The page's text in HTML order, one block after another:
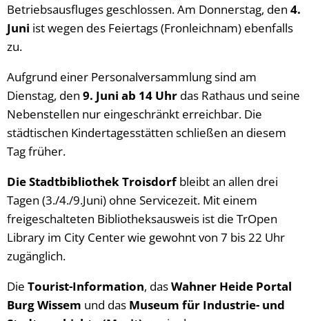
Betriebsausfluges geschlossen. Am Donnerstag, den 4.
Juni ist wegen des Feiertags (Fronleichnam) ebenfalls
zu.
Aufgrund einer Personalversammlung sind am
Dienstag, den 9. Juni ab 14 Uhr das Rathaus und seine
Nebenstellen nur eingeschränkt erreichbar. Die
städtischen Kindertagesstätten schließen an diesem
Tag früher.
Die Stadtbibliothek Troisdorfbleibt an allen drei
Tagen (3./4./9.Juni) ohne Servicezeit. Mit einem
freigeschalteten Bibliotheksausweis ist die TrOpen
Library im City Center wie gewohnt von 7 bis 22 Uhr
zugänglich.
Die Tourist-Information, dasWahner Heide Portal
Burg Wissem und das Museum für Industrie- und